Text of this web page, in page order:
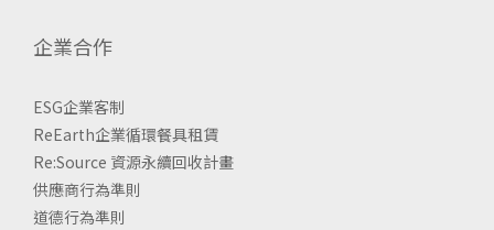
企業合作
ESG企業客制
ReEarth企業循環餐具租賃
Re:Source 資源永續回收計畫
供應商行為準則
道德行為準則